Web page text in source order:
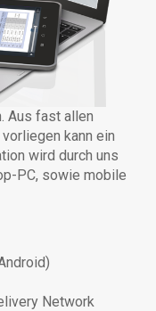
Aus fast allen
kann ein
wird durch uns
PC, sowie mobile
Network